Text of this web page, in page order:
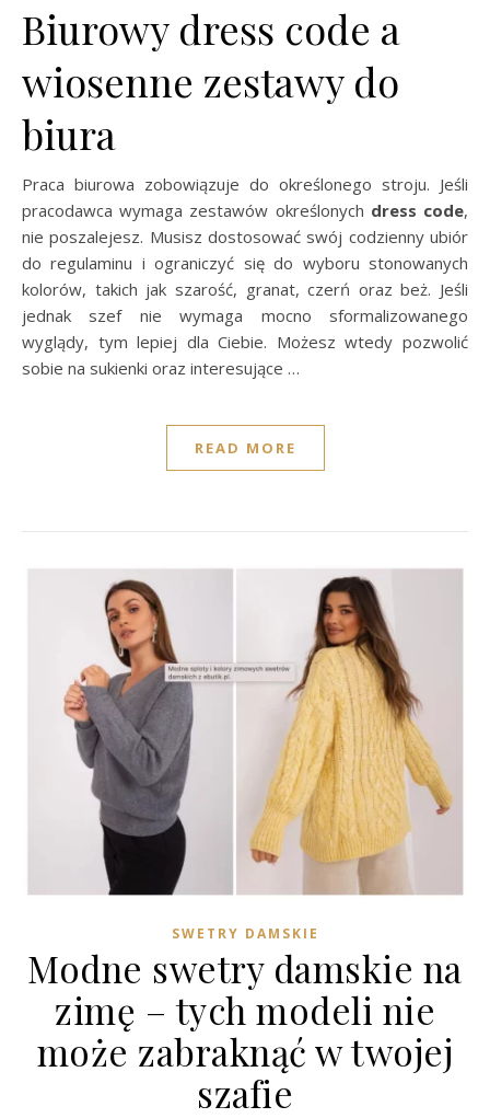
Biurowy dress code a
wiosenne zestawy do
biura
Praca biurowa zobowiązuje do określonego stroju. Jeśli
pracodawca wymaga zestawów określonych dress code,
nie poszalejesz. Musisz dostosować swój codzienny ubiór
do regulaminu i ograniczyć się do wyboru stonowanych
kolorów, takich jak szarość, granat, czerń oraz beż. Jeśli
jednak szef nie wymaga mocno sformalizowanego
wyglądy, tym lepiej dla Ciebie. Możesz wtedy pozwolić
sobie na sukienki oraz interesujące …
READ MORE
SWETRY DAMSKIE
Modne swetry damskie na
zimę – tych modeli nie
może zabraknąć w twojej
szafie